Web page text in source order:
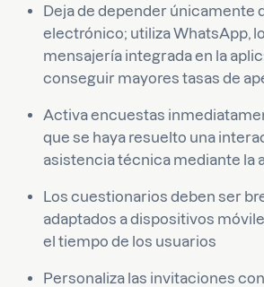
Deja de depender únicamente
electrónico; utiliza WhatsApp,
mensajería integrada en la
conseguir mayores tasas de
Activa encuestas
que se haya resuelto una
asistencia técnica mediante la
Los cuestionarios deben ser
adaptados a dispositivos
el tiempo de los usuarios
Personaliza las invitaciones